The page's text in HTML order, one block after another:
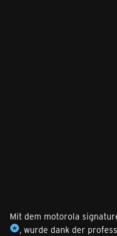
Mit dem motorola
, wurde dank der